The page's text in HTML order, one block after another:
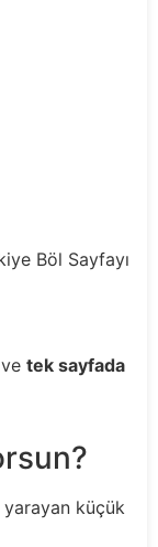
Böl Sayfayı
ve tek sayfada
küçük